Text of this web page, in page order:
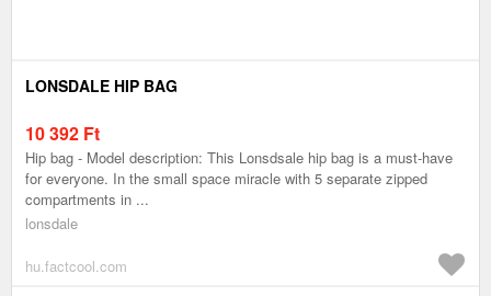
LONSDALE HIP BAG
10 392 Ft
Hip bag - Model description: This Lonsdsale hip bag is a must-have
for everyone. In the small space miracle with 5 separate zipped
compartments in ...
lonsdale
hu.factcool.com